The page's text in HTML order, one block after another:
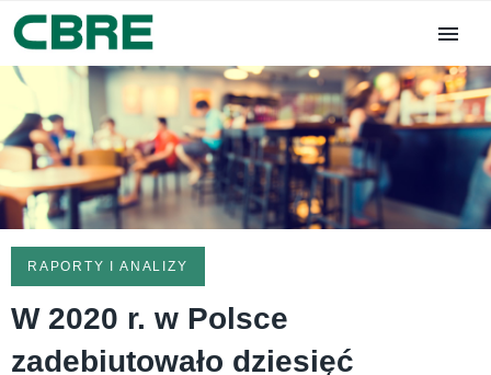
RAPORTY I ANALIZY
W 2020 r. w Polsce
zadebiutowało dziesięć